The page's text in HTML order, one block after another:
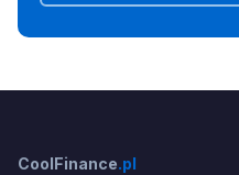
CoolFinance.pl